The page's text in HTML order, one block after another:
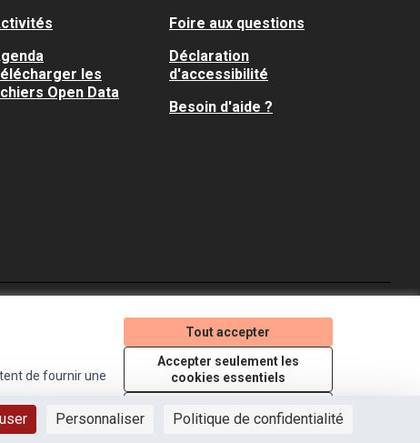
Personnaliser Politique de confidentialité
de fournir une
Tout accepter
Accepter seulement les
cookies essentiels
les
Open Data
Foire aux questions
Déclaration
d'accessibilité
Besoin d'aide ?
(Lien externe)
(Lien externe)
(Lien externe)
Licence Creative
(Lien externe)